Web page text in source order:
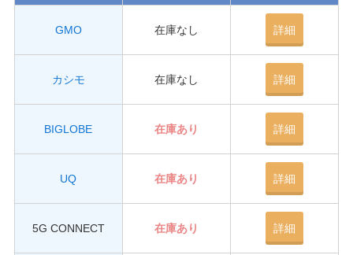
GMO 在庫なし 詳細
カシモ 在庫なし 詳細
BIGLOBE 在庫あり 詳細
UQ 在庫あり 詳細
5G CONNECT 在庫あり 詳細